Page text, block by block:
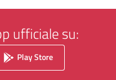
ufficiale su:
Play Store